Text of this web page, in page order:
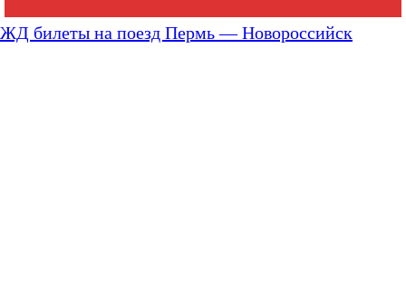
ЖД билеты на поезд Пермь — Новороссийск